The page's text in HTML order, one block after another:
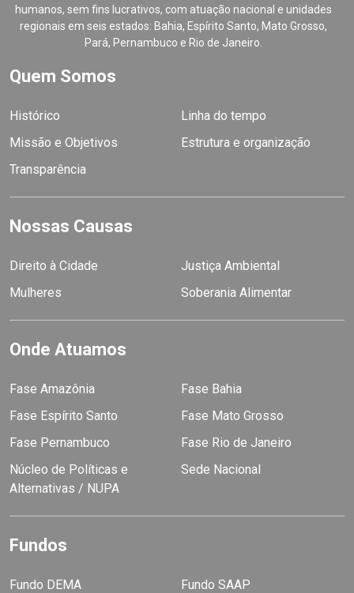
humanos, sem fins lucrativos, com atuação nacional e unidades
regionais em seis estados: Bahia, Espírito Santo, Mato Grosso,
Pará, Pernambuco e Rio de Janeiro.
Quem Somos
Histórico
Linha do tempo
Missão e Objetivos
Estrutura e organização
Transparência
Nossas Causas
Direito à Cidade
Justiça Ambiental
Mulheres
Soberania Alimentar
Onde Atuamos
Fase Amazônia
Fase Bahia
Fase Espírito Santo
Fase Mato Grosso
Fase Pernambuco
Fase Rio de Janeiro
Núcleo de Políticas e
Alternativas / NUPA
Sede Nacional
Fundos
Fundo DEMA Fundo SAAP